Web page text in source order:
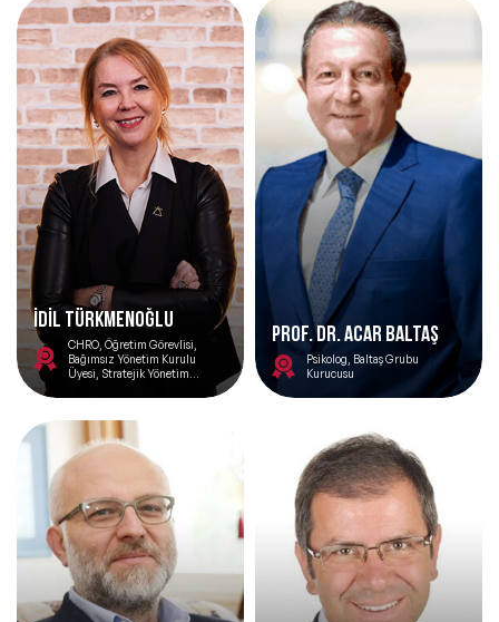
İDİL TÜRKMENOĞLU
CHRO, Öğretim Görevlisi,
Bağımsız Yönetim Kurulu
Üyesi, Stratejik Yönetim
Prof. Dr. Acar Baltaş
Psikolog, Baltaş Grubu
Kurucusu